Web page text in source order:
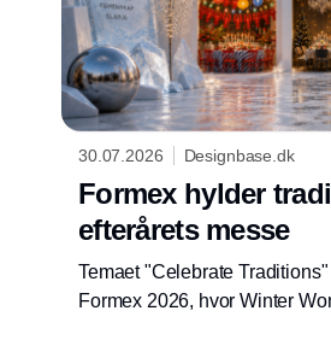
30.07.2026 Designbase.dk
Formex hylder
efterårets messe
Temaet "Celebrate
Formex 2026, hvor Winter